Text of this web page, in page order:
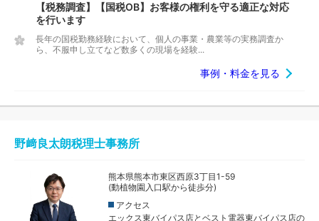
【税務調査】【国税OB】お客様の権利を守る適正な対応
を行います
長年の国税勤務経験において、個人の事業・農業等の実務調査か
ら、不服申し立てなど数多くの現場を経験...
事例・料金を見る
野﨑良太朗税理士事務所
熊本県熊本市東区西原3丁目1-59
(動植物園入口駅から徒歩分)
アクセス
エックス東バイパス店とベスト電器東バイパス店の